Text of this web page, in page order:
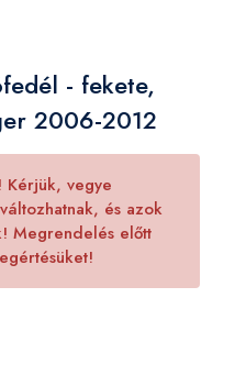
- fekete,
2006-2012
Kérjük, vegye
és azok
Megrendelés előtt